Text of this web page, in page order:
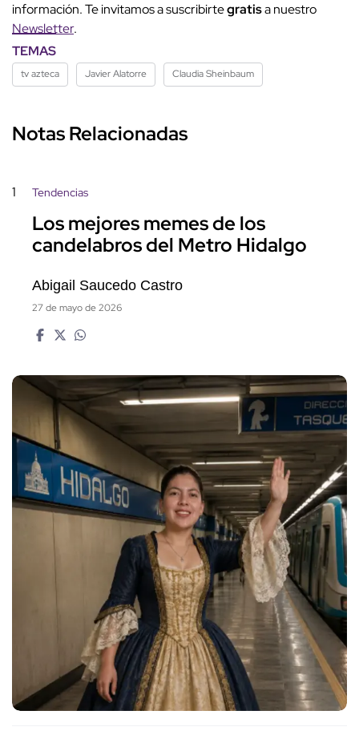
información. Te invitamos a suscribirtegratisa nuestro
Newsletter.
TEMAS
tv azteca Javier Alatorre Claudia Sheinbaum
Notas Relacionadas
1 Tendencias
Los mejores memes de los
candelabros del Metro Hidalgo
Abigail Saucedo Castro
27 de mayo de 2026